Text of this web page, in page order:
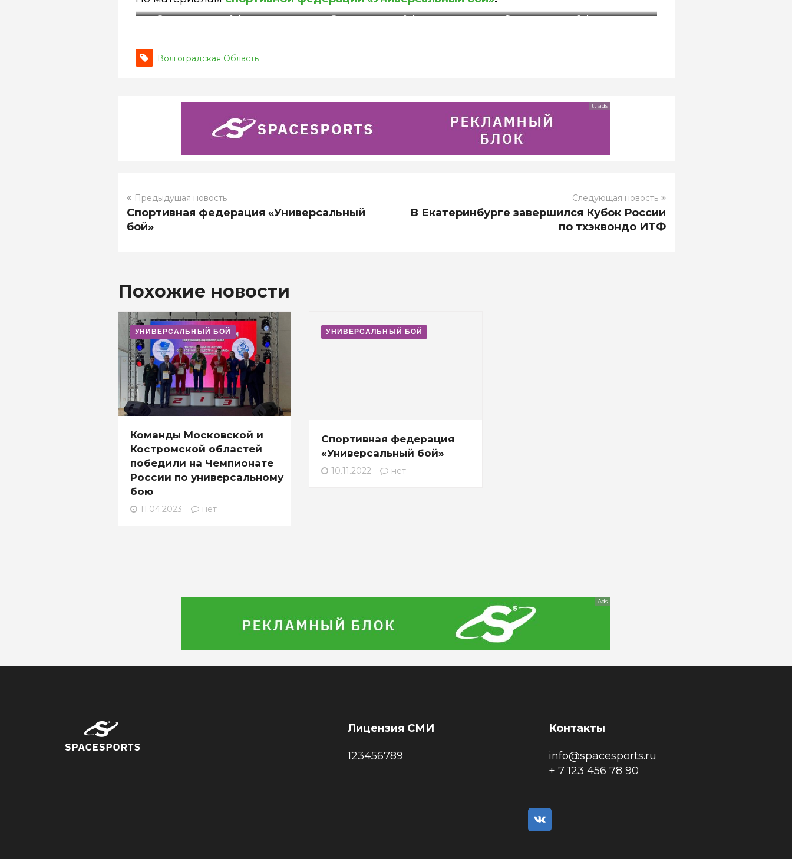
Фотоспортивной федерации
Фотоспортивной федерации
Фотоспортивной федерации
Волгоградская Область
tt ads
Предыдущая новость
Спортивная федерация «Универсальный
бой»
Следующая новость
В Екатеринбурге завершился Кубок России
по тхэквондо ИТФ
Похожие новости
УНИВЕРСАЛЬНЫЙ БОЙ
Команды Московской и
Костромской областей
победили на Чемпионате
России по универсальному
бою
11.04.2023 нет
УНИВЕРСАЛЬНЫЙ БОЙ
Спортивная федерация
«Универсальный бой»
10.11.2022 нет
Ads
Лицензия СМИ
123456789
Контакты
info@spacesports.ru
+ 7 123 456 78 90